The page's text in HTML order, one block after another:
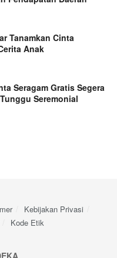
Tanamkan Cinta
Anak
Seragam Gratis Segera
Seremonial
Kebijakan Privasi
Kode Etik